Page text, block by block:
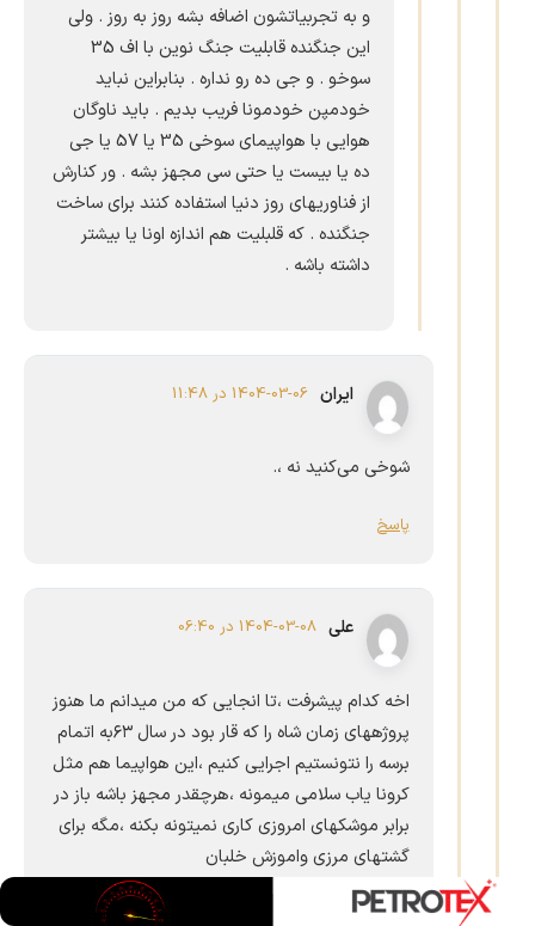
و به تجربیاتشون اضافه بشه روز به روز . ولی
این جنگنده قابلیت جنگ نوین با اف 35
سوخو . و جی ده رو نداره . بنابراین نباید
خودمپن خودمونا فریب بدیم . باید ناوگان
هوایی با هواپیمای سوخی 35 یا 57 یا جی
ده یا بیست یا حتی سی مجهز بشه . ور کنارش
از فناوریهای روز دنیا استفاده کنند برای ساخت
جنگنده . که قلبلیت هم اندازه اونا یا بیشتر
داشته باشه .
ایران 1404-03-06 در 11:48
شوخی می‌کنید نه ،.
پاسخ
علی 1404-03-08 در 06:40
اخه کدام پیشرفت ،تا انجایی که من میدانم ما هنوز
پروژههای زمان شاه را که قار بود در سال ۶۳به اتمام
برسه را نتونستیم اجرایی کنیم ،این هواپیما هم مثل
کرونا یاب سلامی میمونه ،هرچقدر مجهز باشه باز در
برابر موشکهای امروزی کاری نمیتونه بکنه ،مگه برای
گشتهای مرزی واموزش خلبان
پاسخ